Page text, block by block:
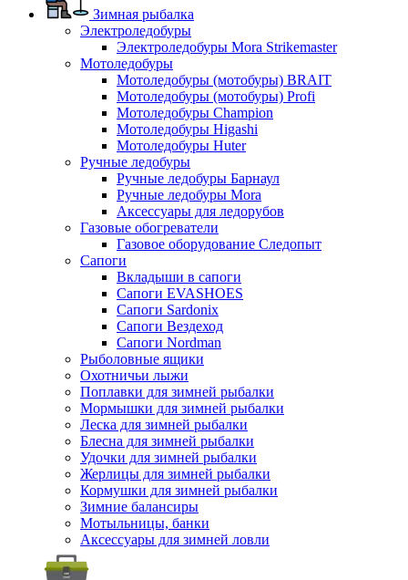
Зимная рыбалка
Электроледобуры
Электроледобуры Mora Strikemaster
Мотоледобуры
Мотоледобуры (мотобуры) BRAIT
Мотоледобуры (мотобуры) Profi
Мотоледобуры Champion
Мотоледобуры Higashi
Мотоледобуры Huter
Ручные ледобуры
Ручные ледобуры Барнаул
Ручные ледобуры Mora
Аксессуары для ледорубов
Газовые обогреватели
Газовое оборудование Следопыт
Сапоги
Вкладыши в сапоги
Сапоги EVASHOES
Сапоги Sardonix
Сапоги Вездеход
Сапоги Nordman
Рыболовные ящики
Охотничьи лыжи
Поплавки для зимней рыбалки
Мормышки для зимней рыбалки
Леска для зимней рыбалки
Блесна для зимней рыбалки
Удочки для зимней рыбалки
Жерлицы для зимней рыбалки
Кормушки для зимней рыбалки
Зимние балансиры
Мотыльницы, банки
Аксессуары для зимней ловли